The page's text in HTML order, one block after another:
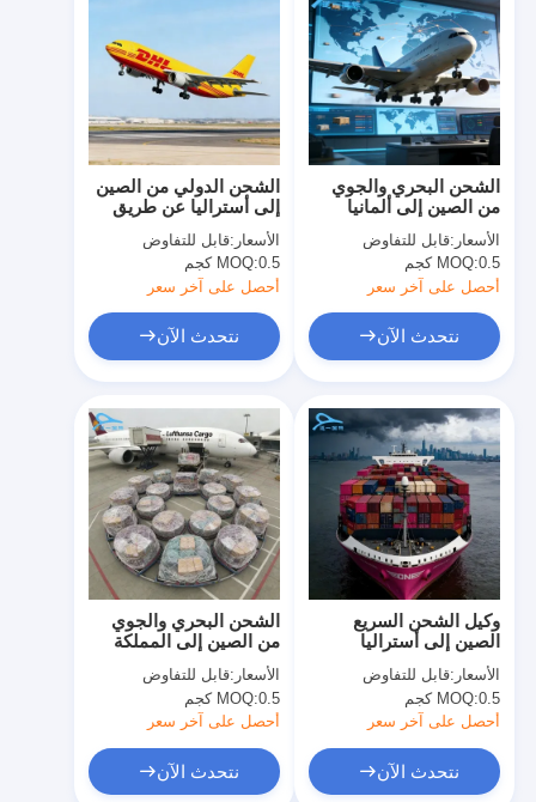
الشحن الدولي من الصين
إلى أستراليا عن طريق
البحر خدمة من الباب إلى
الباب
الأسعار:قابل للتفاوض
MOQ:0.5 كجم
أحصل على آخر سعر
نتحدث الآن
الشحن البحري والجوي
من الصين إلى ألمانيا
حاوية 20 قدم 40 قدم
الأسعار:قابل للتفاوض
MOQ:0.5 كجم
أحصل على آخر سعر
نتحدث الآن
الشحن البحري والجوي
من الصين إلى المملكة
المتحدة، خدمة الشحن
الدولي من الباب إلى
الباب
الأسعار:قابل للتفاوض
MOQ:0.5 كجم
أحصل على آخر سعر
نتحدث الآن
وكيل الشحن السريع
الصين إلى أستراليا
خدمات التسليم من باب
إلى باب
الأسعار:قابل للتفاوض
MOQ:0.5 كجم
أحصل على آخر سعر
نتحدث الآن